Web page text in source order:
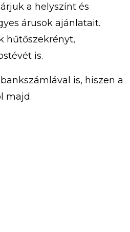
a helyszínt és
árusok ajánlatait.
hűtőszekrényt,
is.
is, hiszen a
majd.